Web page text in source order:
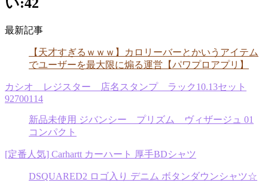
最新記事
【天才すぎるｗｗｗ】カロリーバーとかいうアイテム
でユーザーを最大限に煽る運営【パワプロアプリ】
カシオ レジスター 店名スタンプ ラック10.13セット
92700114
新品未使用 ジバンシー プリズム ヴィザージュ 01
コンパクト
[定番人気] Carhartt カーハート 厚手BDシャツ
DSQUARED2 ロゴ入り デニム ボタンダウンシャツ☆